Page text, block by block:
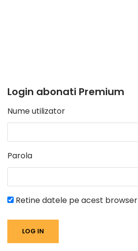
Login abonati Premium
Nume utilizator
Parola
Retine datele pe acest browser